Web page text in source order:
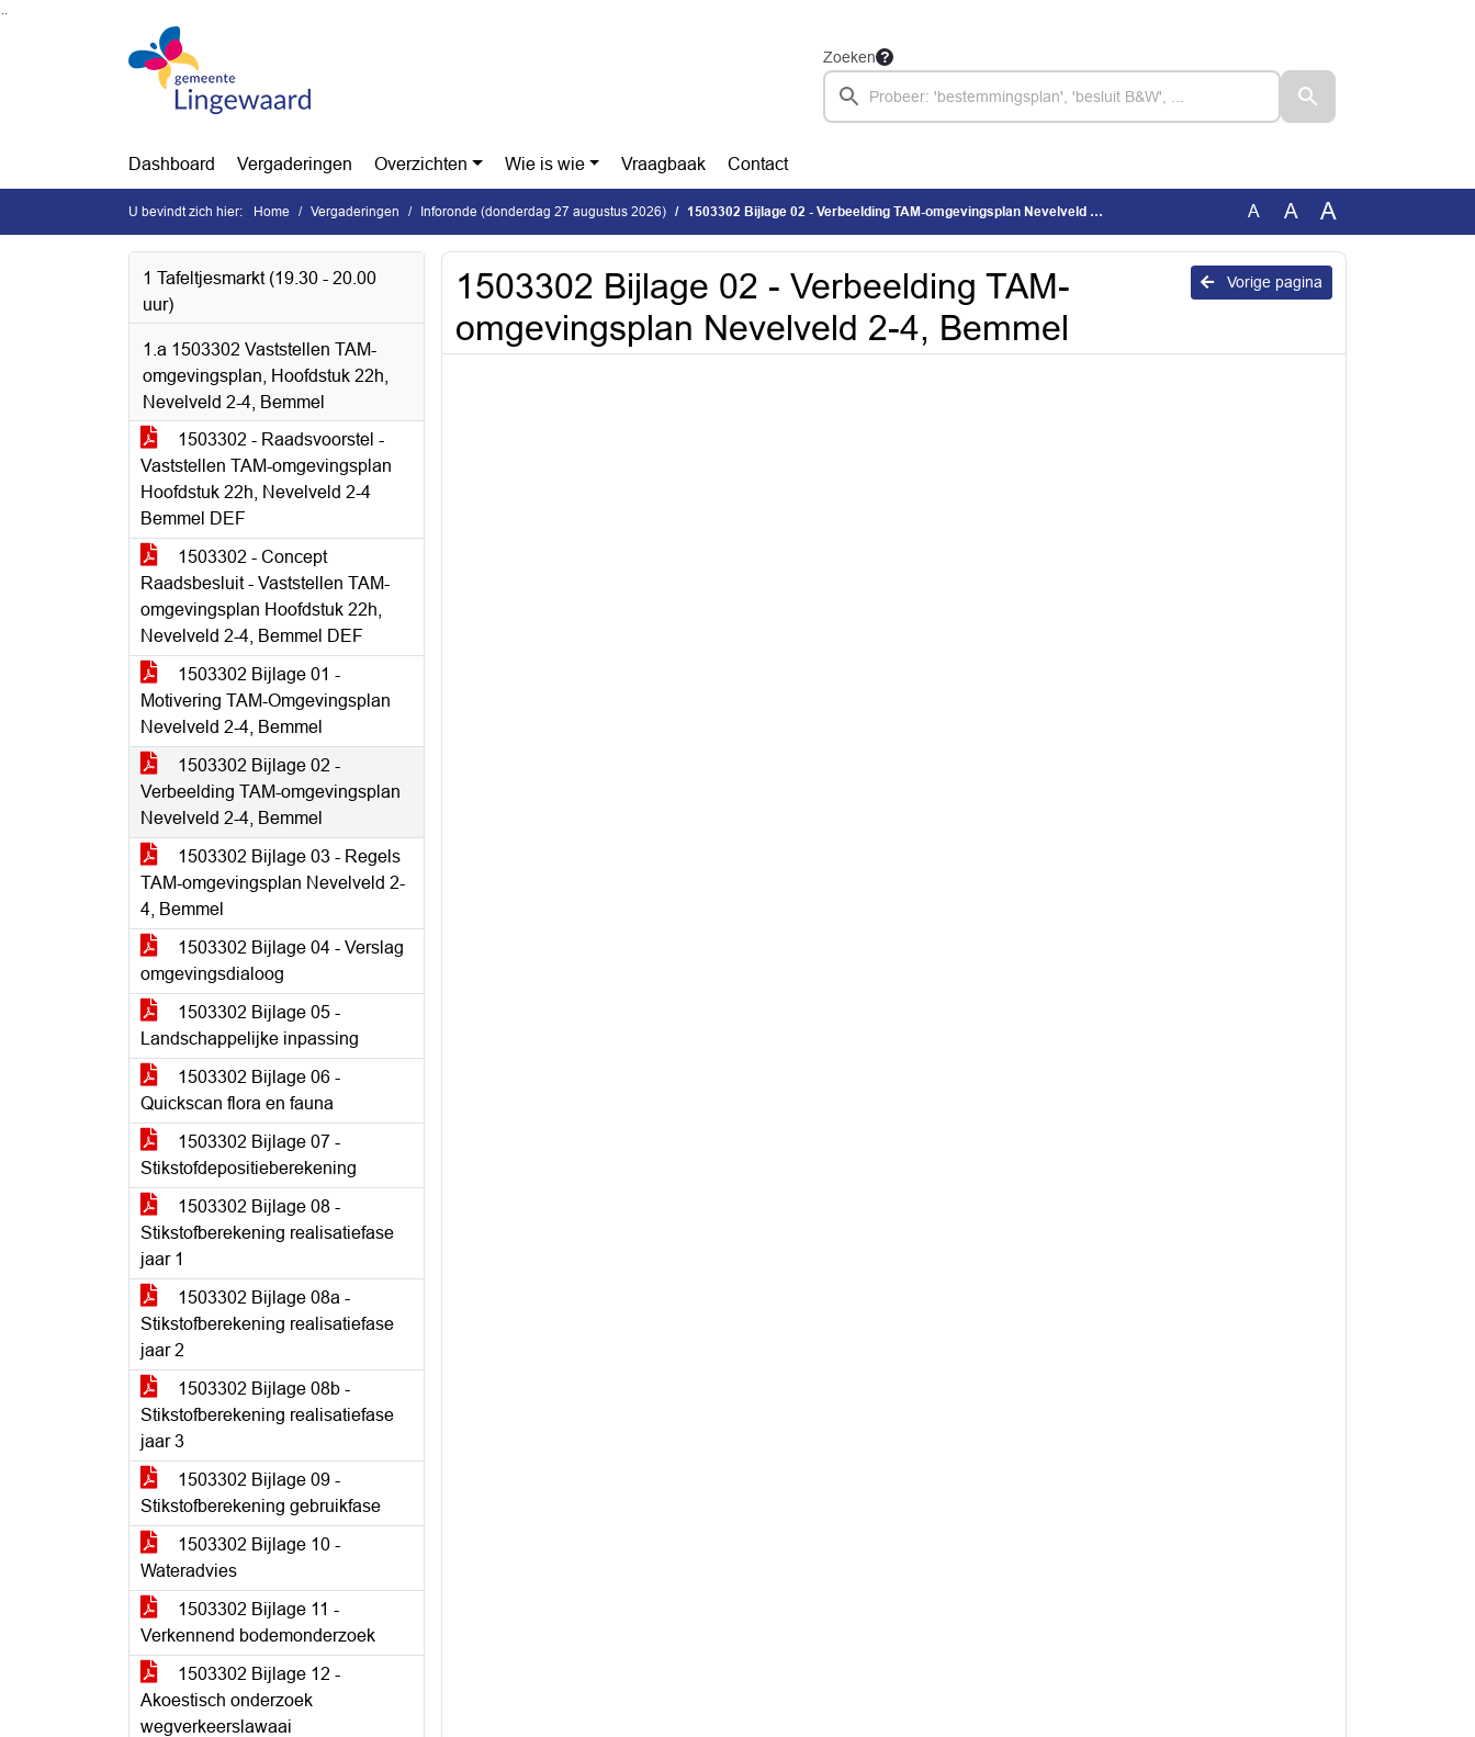
Ga naar de inhoud van deze pagina
Zoeken
Dashboard Vergaderingen Overzichten Wie is wie Vraagbaak Contact
U bevindt zich hier: Home Vergaderingen Inforonde (donderdag 27 augustus 2026) 1503302 Bijlage 02 - Verbeelding TAM-omgevingsplan Nevelveld 2-4, Bemmel A A A
1 Tafeltjesmarkt (19.30 - 20.00
uur)
1.a 1503302 Vaststellen TAM-
omgevingsplan, Hoofdstuk 22h,
Nevelveld 2-4, Bemmel
1503302 - Raadsvoorstel -
Vaststellen TAM-omgevingsplan
Hoofdstuk 22h, Nevelveld 2-4
Bemmel DEF
1503302 - Concept
Raadsbesluit - Vaststellen TAM-
omgevingsplan Hoofdstuk 22h,
Nevelveld 2-4, Bemmel DEF
1503302 Bijlage 01 -
Motivering TAM-Omgevingsplan
Nevelveld 2-4, Bemmel
1503302 Bijlage 02 -
Verbeelding TAM-omgevingsplan
Nevelveld 2-4, Bemmel
1503302 Bijlage 03 - Regels
TAM-omgevingsplan Nevelveld 2-
4, Bemmel
1503302 Bijlage 04 - Verslag
omgevingsdialoog
1503302 Bijlage 05 -
Landschappelijke inpassing
1503302 Bijlage 06 -
Quickscan flora en fauna
1503302 Bijlage 07 -
Stikstofdepositieberekening
1503302 Bijlage 08 -
Stikstofberekening realisatiefase
jaar 1
1503302 Bijlage 08a -
Stikstofberekening realisatiefase
jaar 2
1503302 Bijlage 08b -
Stikstofberekening realisatiefase
jaar 3
1503302 Bijlage 09 -
Stikstofberekening gebruikfase
1503302 Bijlage 10 -
Wateradvies
1503302 Bijlage 11 -
Verkennend bodemonderzoek
1503302 Bijlage 12 -
Akoestisch onderzoek
wegverkeerslawaai
Vorige pagina
1503302 Bijlage 02 - Verbeelding TAM-
omgevingsplan Nevelveld 2-4, Bemmel